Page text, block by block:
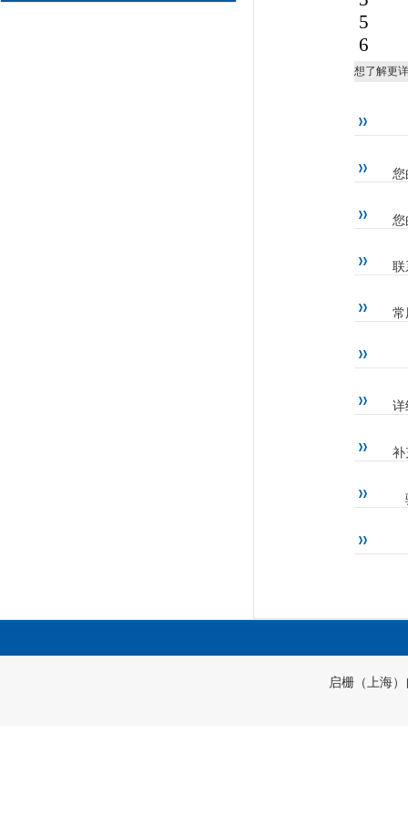
5
6
想了解更
您
您
联
常
详
补
启栅（上海